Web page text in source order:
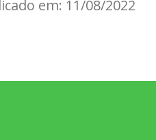
em: 11/08/2022